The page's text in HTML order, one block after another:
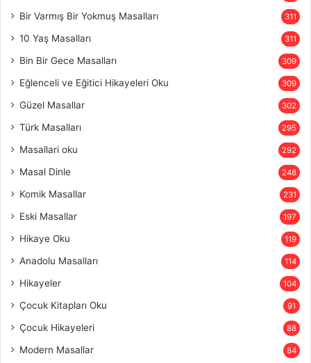
Bir Varmış Bir Yokmuş Masalları 311
10 Yaş Masalları 311
Bin Bir Gece Masalları 309
Eğlenceli ve Eğitici Hikayeleri Oku 309
Güzel Masallar 302
Türk Masalları 295
Masallari oku 292
Masal Dinle 248
Komik Masallar 231
Eski Masallar 197
Hikaye Oku 119
Anadolu Masalları 114
Hikayeler 104
Çocuk Kitapları Oku 91
Çocuk Hikayeleri 88
Modern Masallar 84